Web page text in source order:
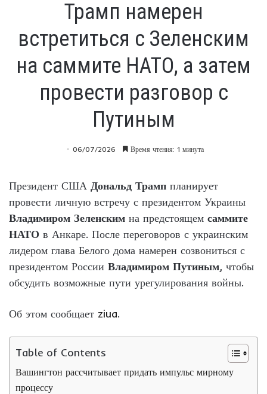
Трамп намерен
встретиться с Зеленским
на саммите НАТО, а затем
провести разговор с
Путиным
06/07/2026 Время чтения: 1 минута
Президент США Дональд Трамп планирует
провести личную встречу с президентом Украины
Владимиром Зеленским на предстоящем саммите
НАТО в Анкаре. После переговоров с украинским
лидером глава Белого дома намерен созвониться с
президентом России Владимиром Путиным, чтобы
обсудить возможные пути урегулирования войны.
Об этом сообщает ziua.
Table of Contents
Вашингтон рассчитывает придать импульс мирному
процессу